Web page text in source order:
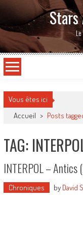
Vous êtes ici
Accueil > Posts
TAG:
INTERPOL –
Chroniques by David